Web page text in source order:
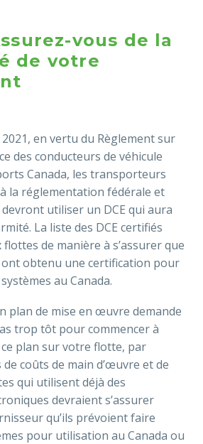
vous de la
de votre
en vertu du Règlement sur
des conducteurs de véhicule
Canada, les transporteurs
la réglementation fédérale et
utiliser un DCE qui aura
La liste des DCE certifiés
flottes de manière à s’assurer que
obtenu une certification pour
au Canada.
plan de mise en œuvre demande
trop tôt pour commencer à
ce plan sur votre flotte, par
coûts de main d’œuvre et de
qui utilisent déjà des
devraient s’assurer
qu’ils prévoient faire
pour utilisation au Canada ou